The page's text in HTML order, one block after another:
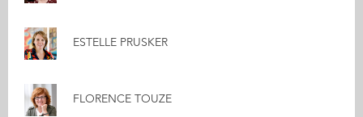
ESTELLE PRUSKER
FLORENCE TOUZE